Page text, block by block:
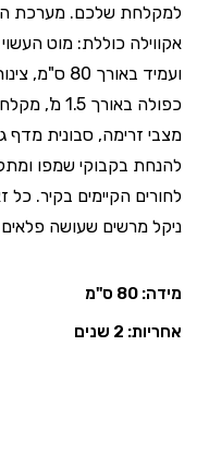
למקלחת שלכם. מערכת
אקווילה כוללת: מוט העשוי
ועמיד באורך
מצבי זרימה, סבונית מדף
להנחת בקבוקי שמפו
לחורים הקיימים בקיר. כל
ניקל מרשים שעושה
מידה: 80 ס"מ
אחריות: 2 שנים